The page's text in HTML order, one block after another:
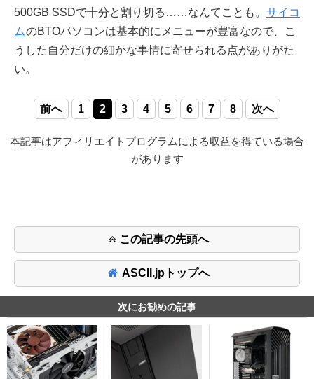
500GB SSDで十分と割り切る……なんてことも。 サイコ
ムのBTOパソコンは基本的にメニューが豊富なので、こ
うした自分だけの細かな事情に寄せられる点がありがた
い。
前へ 1 2 3 4 5 6 7 8 次へ
本記事はアフィリエイトプログラムによる収益を得ている場合
があります
この記事の先頭へ
ASCII.jpトップへ
次にお勧めの記事